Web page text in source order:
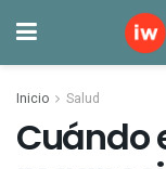
Inicio Salud
Cuándo